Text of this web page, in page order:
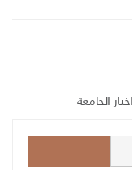
الجامعة